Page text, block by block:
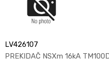
LV426107
PREKIDAČ NSXm 16kA